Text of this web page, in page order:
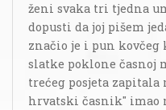
ženi svaka tri tjedna
dopusti da joj pišem
značio je i pun
slatke poklone
trećeg posjeta
hrvatski časnik" imao